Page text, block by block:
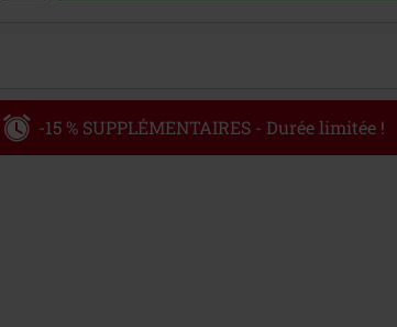
-15 % SUPPLÉMENTAIRES - Durée limitée !